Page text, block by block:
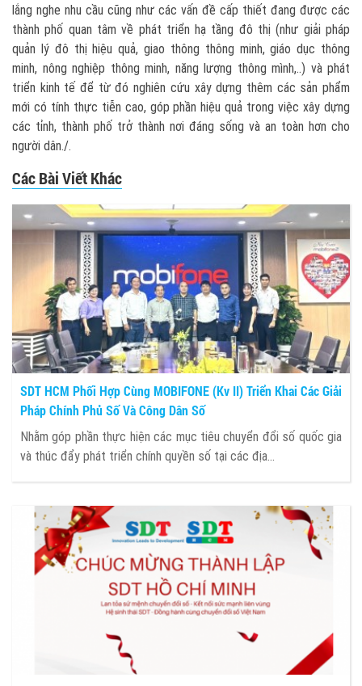
lắng nghe nhu cầu cũng như các vấn đề cấp thiết đang được các
thành phố quan tâm về phát triển hạ tầng đô thị (như giải pháp
quản lý đô thị hiệu quả, giao thông thông minh, giáo dục thông
minh, nông nghiệp thông minh, năng lượng thông mình,..) và phát
triển kinh tế để từ đó nghiên cứu xây dựng thêm các sản phẩm
mới có tính thực tiễn cao, góp phần hiệu quả trong việc xây dựng
các tỉnh, thành phố trở thành nơi đáng sống và an toàn hơn cho
người dân./.
Các Bài Viết Khác
SDT HCM Phối Hợp Cùng MOBIFONE (Kv II) Triển Khai Các Giải
Pháp Chính Phủ Số Và Công Dân Số
Nhằm góp phần thực hiện các mục tiêu chuyển đổi số quốc gia
và thúc đẩy phát triển chính quyền số tại các địa...